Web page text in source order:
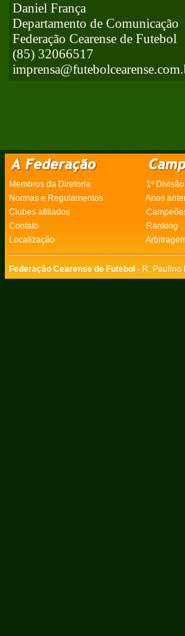
Daniel França
Departamento de Comunicação
Federação Cearense de Futebol
(85) 32066517
Membros da Diretoria 1ª
Normas e Regulamentos
Anos
Clubes afiliados
Contato
Ranking
Localização
Federação Cearense de Futebol - R. Paulino